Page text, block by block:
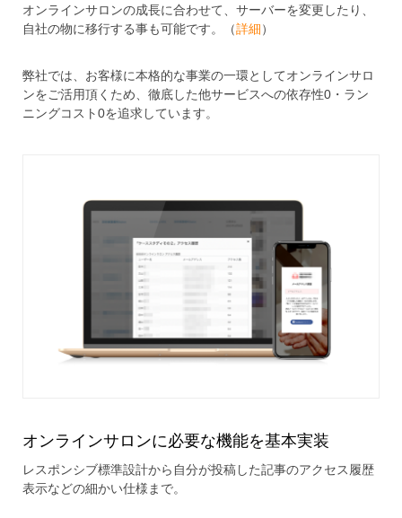
オンラインサロンの成長に合わせて、サーバーを変更したり、
自社の物に移行する事も可能です。（詳細）
弊社では、お客様に本格的な事業の一環としてオンラインサロ
ンをご活用頂くため、徹底した他サービスへの依存性0・ラン
ニングコスト0を追求しています。
オンラインサロンに必要な機能を基本実装
レスポンシブ標準設計から自分が投稿した記事のアクセス履歴
表示などの細かい仕様まで。